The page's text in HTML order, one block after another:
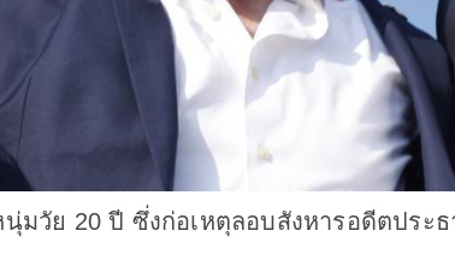
มวัย 20 ปี ซึ่งก่อเหตุลอบสังหารอดีตปร